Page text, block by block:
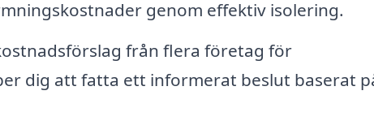
genom effektiv isolering.
från flera företag för
dig att fatta ett informerat beslut baserat